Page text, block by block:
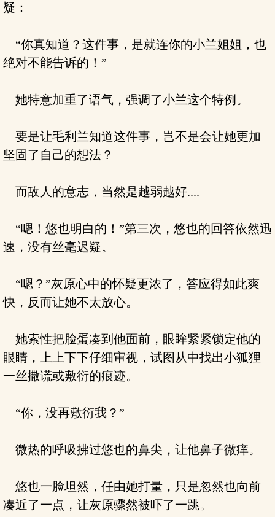
疑：
“你真知道？这件事，是就连你的小兰姐姐，也
绝对不能告诉的！”
她特意加重了语气，强调了小兰这个特例。
要是让毛利兰知道这件事，岂不是会让她更加
坚固了自己的想法？
而敌人的意志，当然是越弱越好....
“嗯！悠也明白的！”第三次，悠也的回答依然迅
速，没有丝毫迟疑。
“嗯？”灰原心中的怀疑更浓了，答应得如此爽
快，反而让她不太放心。
她索性把脸蛋凑到他面前，眼眸紧紧锁定他的
眼睛，上上下下仔细审视，试图从中找出小狐狸
一丝撒谎或敷衍的痕迹。
“你，没再敷衍我？”
微热的呼吸拂过悠也的鼻尖，让他鼻子微痒。
悠也一脸坦然，任由她打量，只是忽然也向前
凑近了一点，让灰原骤然被吓了一跳。